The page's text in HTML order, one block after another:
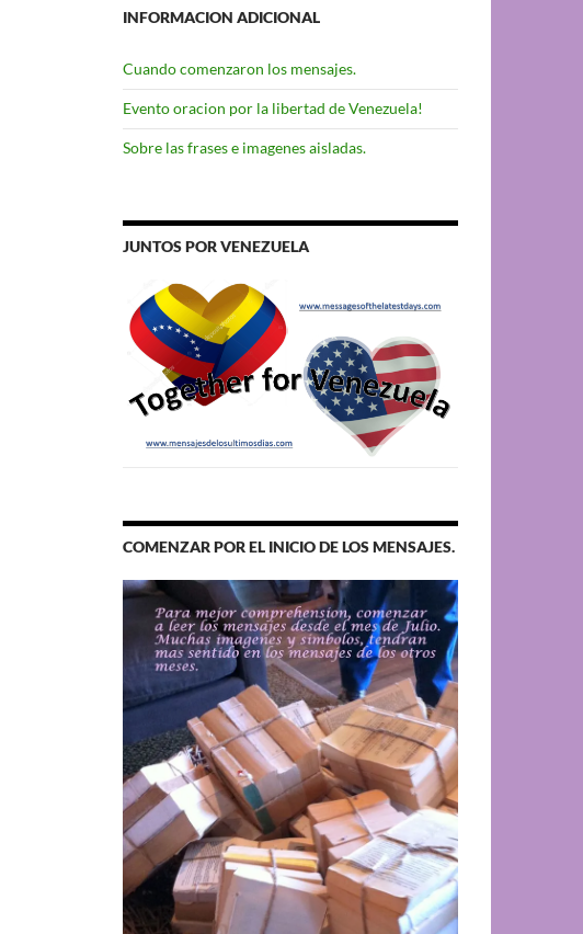
INFORMACION ADICIONAL
Cuando comenzaron los mensajes.
Evento oracion por la libertad de Venezuela!
Sobre las frases e imagenes aisladas.
JUNTOS POR VENEZUELA
COMENZAR POR EL INICIO DE LOS MENSAJES.